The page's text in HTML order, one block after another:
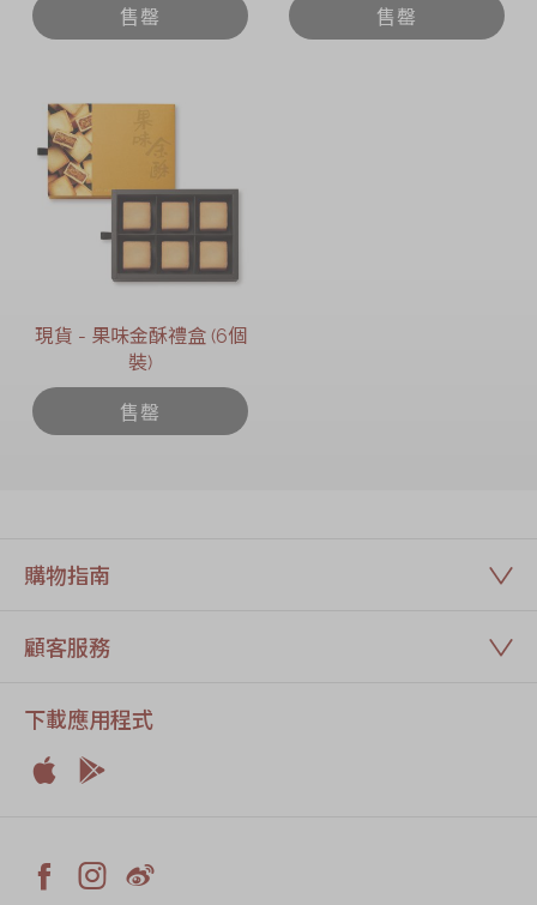
售罄
售罄
現貨 - 果味金酥禮盒 (6個
裝)
售罄
  
購物指南
顧客服務
下載應用程式

